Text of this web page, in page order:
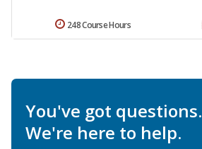
248 Course Hours
You've got questions.
We're here to help.